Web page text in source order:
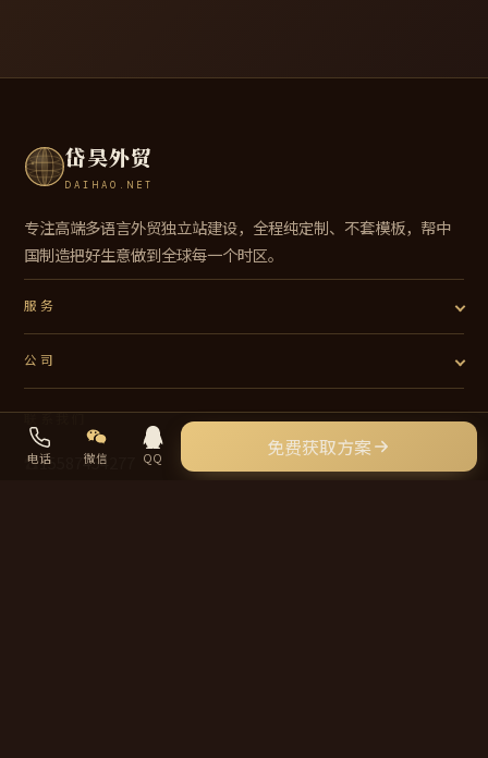
电话 微信 QQ 免费获取方案
岱昊外贸
DAIHAO.NET
专注高端多语言外贸独立站建设，全程纯定制、不套模板，帮中
国制造把好生意做到全球每一个时区。
服务
公司
☎15587454277